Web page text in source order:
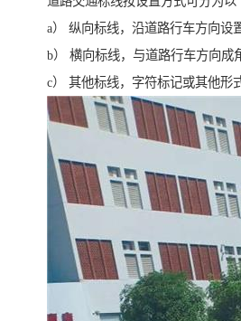
a） 纵向标线，沿道路行车方向设
b） 横向标线，与道路行车方向成
c） 其他标线，字符标记或其他形